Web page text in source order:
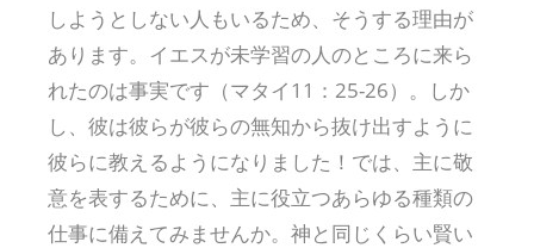
しようとしない人もいるため、そうする理由が
あります。イエスが未学習の人のところに来ら
れたのは事実です（マタイ11：25-26）。しか
し、彼は彼らが彼らの無知から抜け出すように
彼らに教えるようになりました！では、主に敬
意を表するために、主に役立つあらゆる種類の
仕事に備えてみませんか。神と同じくらい賢い